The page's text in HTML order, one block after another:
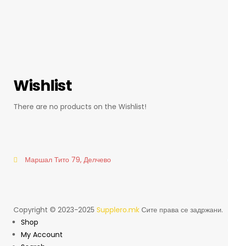
Wishlist
There are no products on the Wishlist!
Маршал Тито 79, Делчево
Copyright © 2023-2025 Supplero.mk Сите права се задржани.
Shop
My Account